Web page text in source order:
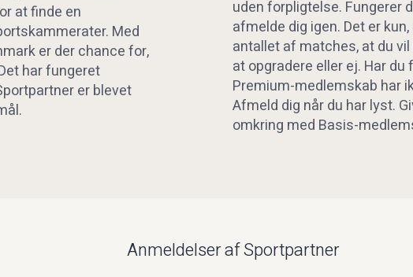
at finde en
Med
er der chance for,
har fungeret
er blevet
uden forpligtelse. Fungerer
afmelde dig igen. Det er
antallet af matches, at du
at opgradere eller ej. Har
Premium-medlemskab har
Afmeld dig når du har lyst.
omkring med Basis-
Anmeldelser af Sportpartner